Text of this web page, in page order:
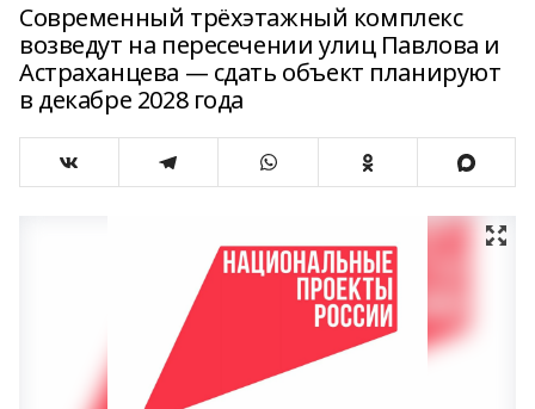
Современный трёхэтажный комплекс
возведут на пересечении улиц Павлова и
Астраханцева — сдать объект планируют
в декабре 2028 года